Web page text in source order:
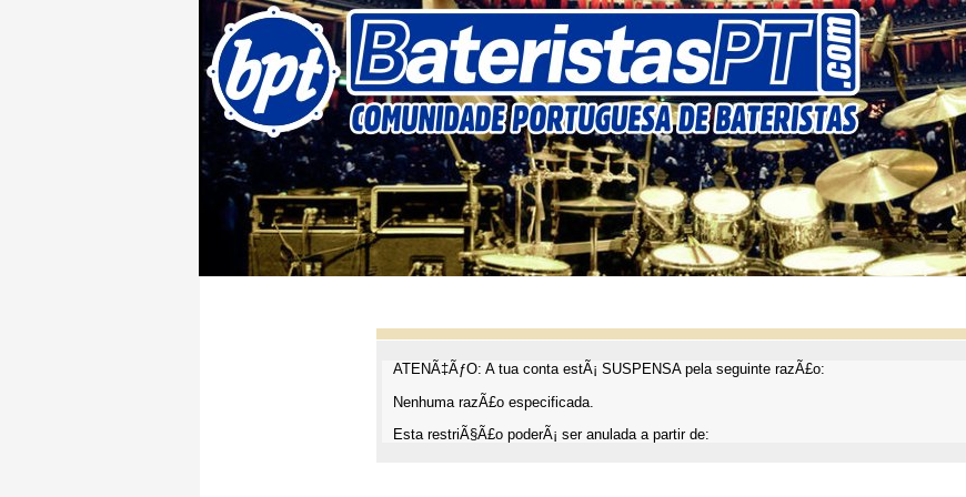
ATENÃ‡ÃƒO: A tua conta estÃ¡ SUSPENSA pela seguinte razÃ£o:
Nenhuma razÃ£o especificada.
Esta restriÃ§Ã£o poderÃ¡ ser anulada a partir de: